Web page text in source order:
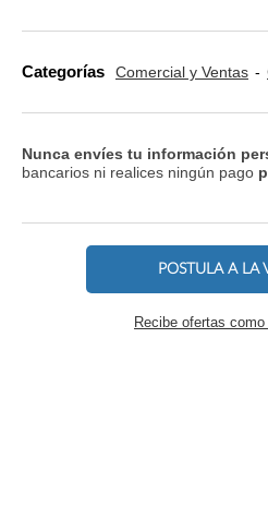
Categorías Comercial y Ventas
Nunca envíes tu información
bancarios ni realices ningún pago
POSTULA A LA
Recibe ofertas